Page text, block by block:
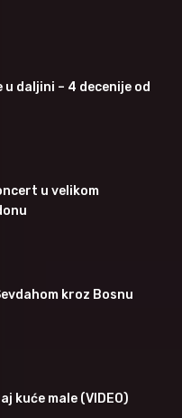
u daljini – 4 decenije od
u velikom
kroz Bosnu
kuće male (VIDEO)